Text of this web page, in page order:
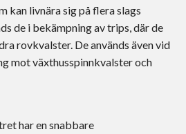
livnära sig på flera slags
de i bekämpning av trips, där de
rovkvalster. De används även vid
mot växthusspinnkvalster och
har en snabbare